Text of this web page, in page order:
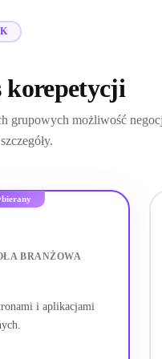
korepetycji
grupowych możliwość
BRANŻOWA
i aplikacjami